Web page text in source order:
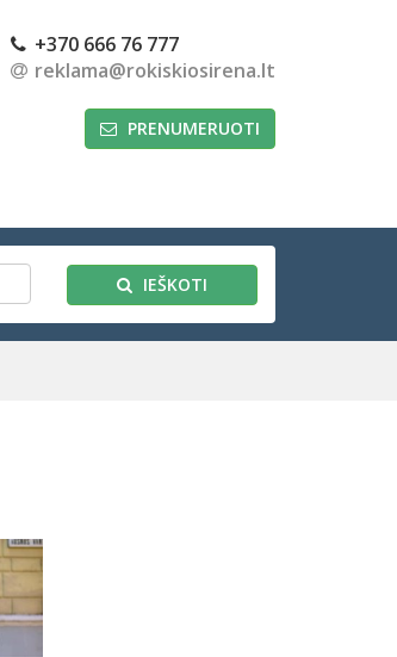
+370 666 76 777
reklama@rokiskiosirena.lt
PRENUMERUOTI
IEŠKOTI